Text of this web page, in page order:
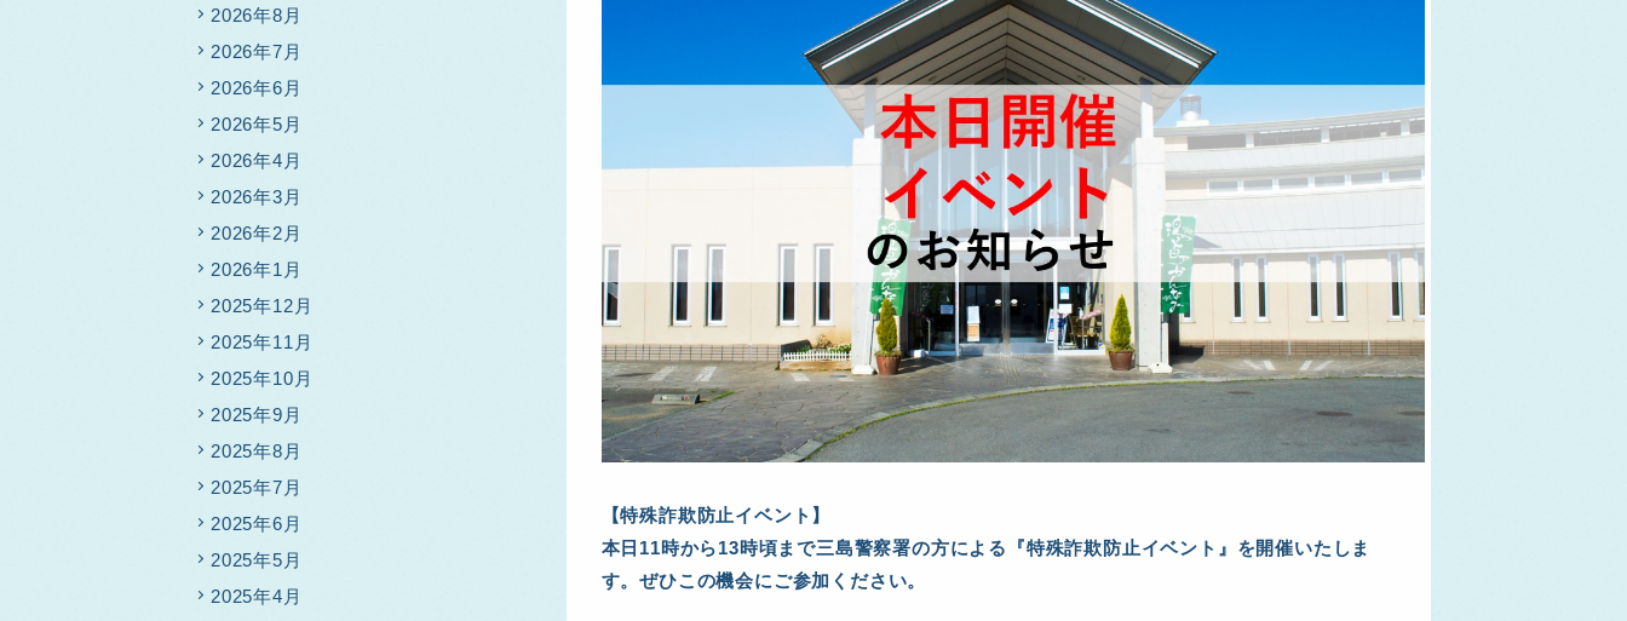
【特殊詐欺防止イベント】
本日11時から13時頃まで三島警察署の方による『特殊詐欺防止イベント』を開催いたしま
す。ぜひこの機会にご参加ください。
2026年8月
2026年7月
2026年6月
2026年5月
2026年4月
2026年3月
2026年2月
2026年1月
2025年12月
2025年11月
2025年10月
2025年9月
2025年8月
2025年7月
2025年6月
2025年5月
2025年4月